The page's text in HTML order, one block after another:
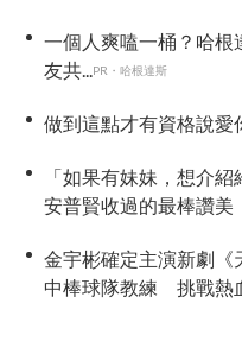
一個人爽嗑一桶？哈根
友共...
PR・哈根達斯
做到這點才有資格說愛
「如果有妹妹，想介紹
安普賢收過的最棒讚美
金宇彬確定主演新劇《
中棒球隊教練 挑戰熱